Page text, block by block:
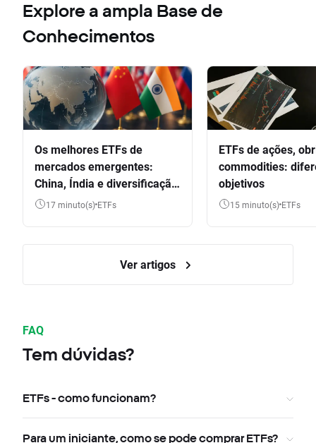
Explore a ampla Base de
Conhecimentos
Os melhores ETFs de
mercados emergentes:
China, Índia e diversificação
global
17 minuto(s) ETFs
ETFs de ações,
commodities:
objetivos
15 minuto(s) ETFs
Ver artigos
FAQ
Tem dúvidas?
ETFs - como funcionam?
Para um iniciante, como se pode comprar ETFs?